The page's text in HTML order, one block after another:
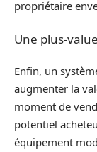
propriétaire
Une plus-
Enfin, un
augmenter la
moment de
potentiel
équipement